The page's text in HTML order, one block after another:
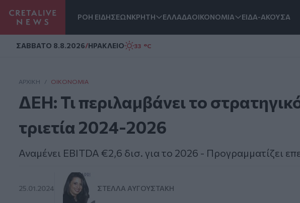
ΡΟΗ ΕΙΔΗΣΕΩΝΚΡΗΤΗ ΕΛΛΑΔΑΟΙΚΟΝΟΜΙΑ ΕΙΔΑ-ΑΚΟΥΣΑ
ΣAΒΒΑΤΟ 8.8.2026/ΗΡΑΚΛΕΙΟ 33 °C
ΑΡΧΙΚΗ / ΟΙΚΟΝΟΜΊΑ
ΔΕΗ: Τι περιλαμβάνει το
τριετία 2024-2026
Αναμένει ΕΒΙΤDA €2,6 δισ. για το 2026 - Προγραμματίζει
25.01.2024 ΣΤΈΛΛΑ ΑΥΓΟΥΣΤΆΚΗ